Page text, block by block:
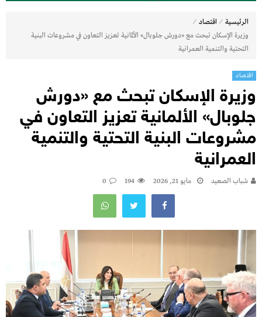
الرئيسية ⁄ اقتصاد ⁄
وزيرة الإسكان تبحث مع «دورش جلوبال» الألمانية تعزيز التعاون في مشروعات البنية
التحتية والتنمية العمرانية
اقتصاد
وزيرة الإسكان تبحث مع «دورش
جلوبال» الألمانية تعزيز التعاون في
مشروعات البنية التحتية والتنمية
العمرانية
شباب الصعيد مايو 21, 2026 194
0